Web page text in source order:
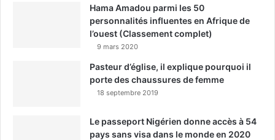
Hama Amadou parmi les 50
personnalités influentes en Afrique de
l’ouest (Classement complet)
9 mars 2020
Pasteur d’église, il explique pourquoi il
porte des chaussures de femme
18 septembre 2019
Le passeport Nigérien donne accès à 54
pays sans visa dans le monde en 2020